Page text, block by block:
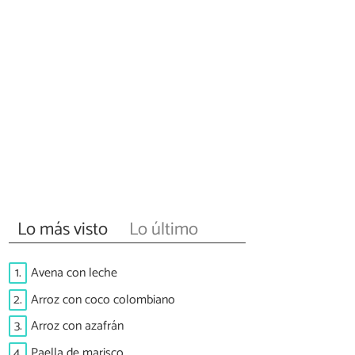
Lo más visto Lo último
1. Avena con leche
2. Arroz con coco colombiano
3. Arroz con azafrán